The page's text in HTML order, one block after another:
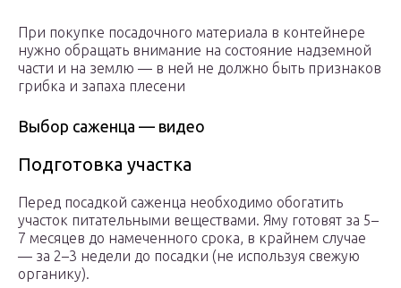
При покупке посадочного материала в контейнере
нужно обращать внимание на состояние надземной
части и на землю — в ней не должно быть признаков
грибка и запаха плесени
Выбор саженца — видео
Подготовка участка
Перед посадкой саженца необходимо обогатить
участок питательными веществами. Яму готовят за 5–
7 месяцев до намеченного срока, в крайнем случае
— за 2–3 недели до посадки (не используя свежую
органику).